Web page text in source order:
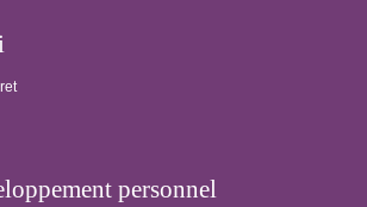
personnel